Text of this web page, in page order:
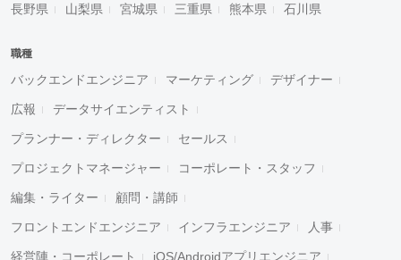
長野県 山梨県 宮城県 三重県 熊本県 石川県
職種
バックエンドエンジニア マーケティング デザイナー
広報 データサイエンティスト
プランナー・ディレクター セールス
プロジェクトマネージャー コーポレート・スタッフ
編集・ライター 顧問・講師
フロントエンドエンジニア インフラエンジニア 人事
経営陣・コーポレート iOS/Androidアプリエンジニア